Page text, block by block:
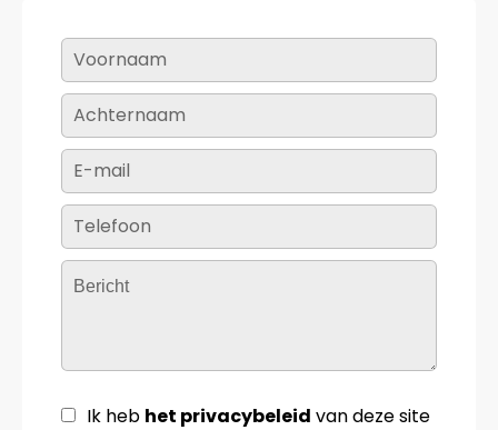
Ik heb het privacybeleid van deze site